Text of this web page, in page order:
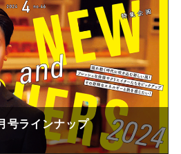
号ラインナップ